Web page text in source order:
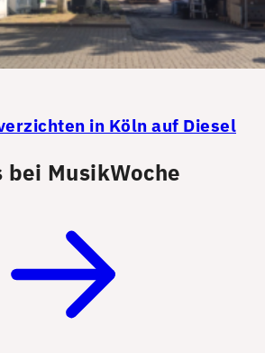
in Köln auf Diesel
bei MusikWoche